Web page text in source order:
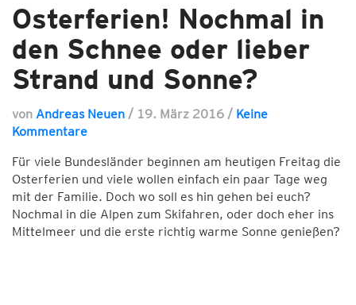
Osterferien! Nochmal in
den Schnee oder lieber
Strand und Sonne?
von Andreas Neuen / 19. März 2016 / Keine
Kommentare
Für viele Bundesländer beginnen am heutigen Freitag die
Osterferien und viele wollen einfach ein paar Tage weg
mit der Familie. Doch wo soll es hin gehen bei euch?
Nochmal in die Alpen zum Skifahren, oder doch eher ins
Mittelmeer und die erste richtig warme Sonne genießen?